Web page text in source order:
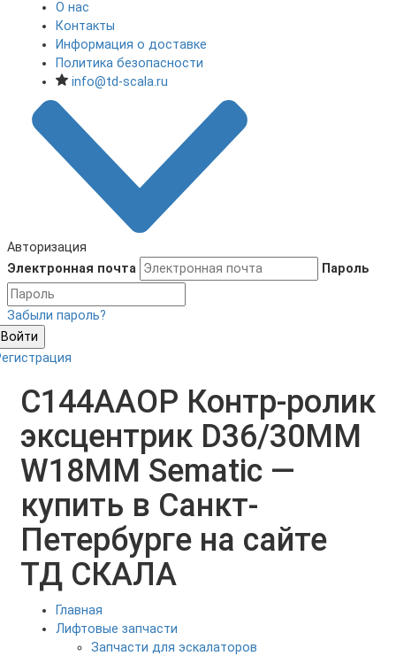
О нас
Контакты
Информация о доставке
Политика безопасности
info@td-scala.ru
Авторизация
Электронная почта
Пароль
Забыли пароль?
Войти
C144AAOP Контр-ролик
эксцентрик D36/30MM
W18MM Sematic —
купить в Санкт-
Петербурге на сайте
ТД СКАЛА
Главная
Лифтовые запчасти
Запчасти для эскалаторов